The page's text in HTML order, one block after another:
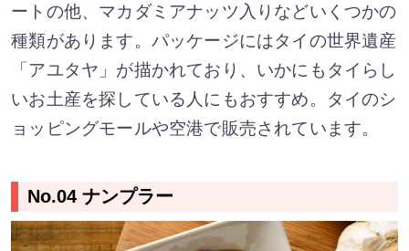
ートの他、マカダミアナッツ入りなどいくつかの
種類があります。パッケージにはタイの世界遺産
「アユタヤ」が描かれており、いかにもタイらし
いお土産を探している人にもおすすめ。タイのシ
ョッピングモールや空港で販売されています。
No.04 ナンプラー